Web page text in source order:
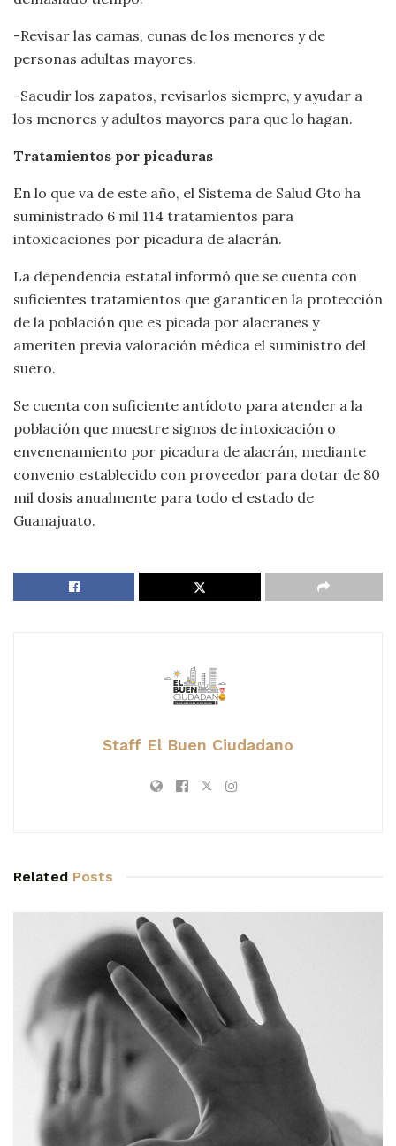
-Revisar las camas, cunas de los menores y de
personas adultas mayores.
-Sacudir los zapatos, revisarlos siempre, y ayudar a
los menores y adultos mayores para que lo hagan.
Tratamientos por picaduras
En lo que va de este año, el Sistema de Salud Gto ha
suministrado 6 mil 114 tratamientos para
intoxicaciones por picadura de alacrán.
La dependencia estatal informó que se cuenta con
suficientes tratamientos que garanticen la protección
de la población que es picada por alacranes y
ameriten previa valoración médica el suministro del
suero.
Se cuenta con suficiente antídoto para atender a la
población que muestre signos de intoxicación o
envenenamiento por picadura de alacrán, mediante
convenio establecido con proveedor para dotar de 80
mil dosis anualmente para todo el estado de
Guanajuato.
Staff El Buen Ciudadano
Related Posts